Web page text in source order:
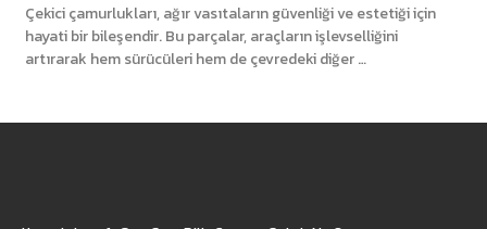
Çekici çamurlukları, ağır vasıtaların güvenliği ve estetiği için
hayati bir bileşendir. Bu parçalar, araçların işlevselliğini
artırarak hem sürücüleri hem de çevredeki diğer …